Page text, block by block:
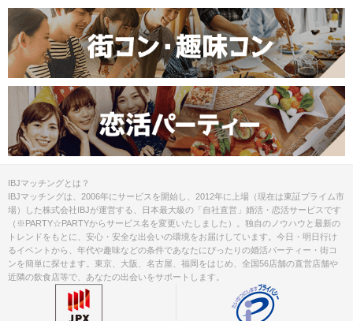
IBJマッチングとは？
IBJマッチングは、2006年にサービスを開始し、2012年に上場（現在は東証プライム市
場）した株式会社IBJが運営する、日本最大級の「自社直営」婚活・恋活サービスです
（※PARTY☆PARTYからサービス名を変更いたしました）。独自のノウハウと最新の
トレンドをもとに、安心・安全な出会いの環境をお届けしています。今日・明日行け
るイベントから、年代や趣味などの条件であなたにぴったりの婚活パーティー・街コ
ンを簡単に探せます。東京、大阪、名古屋、福岡をはじめ、全国56店舗の直営店舗や
近隣の飲食店等で、あなたの出会いをサポートします。